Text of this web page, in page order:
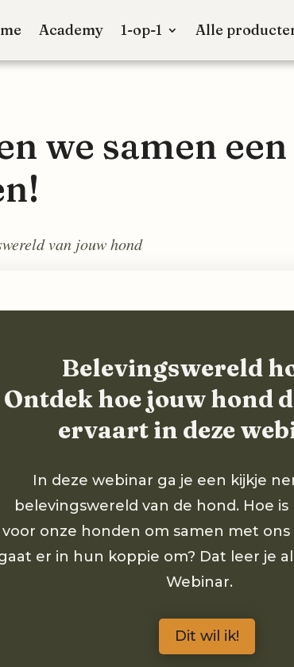
Academy 1-op-1 Alle
we samen
van jouw hond
Belevingswereld
Ontdek hoe jouw hond
ervaart in deze
In deze webinar ga je een kijkje
belevingswereld van de hond. Hoe
voor onze honden om samen met ons
er in hun koppie om? Dat leer je
Webinar.
Dit wil ik!